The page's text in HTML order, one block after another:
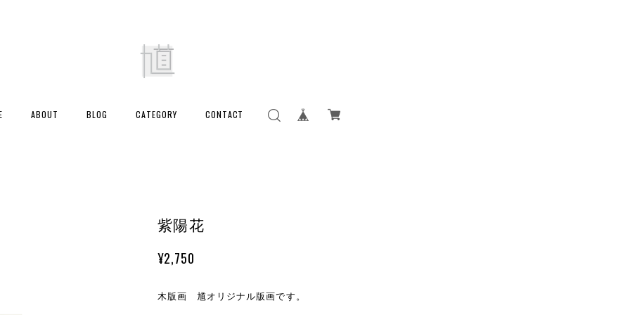
ABOUT BLOG CATEGORY CONTACT
紫陽花
¥2,750
木版画 馗オリジナル版画です。